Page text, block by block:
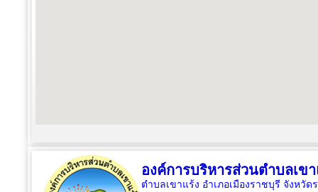
องค์การบริหารส่วนตำบลเข
ตำบลเขาแร้ง อำเภอเมืองราชบุรี จังหวัด